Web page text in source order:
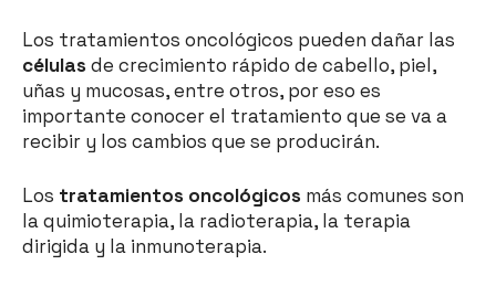
Los tratamientos oncológicos pueden dañar las
células de crecimiento rápido de cabello, piel,
uñas y mucosas, entre otros, por eso es
importante conocer el tratamiento que se va a
recibir y los cambios que se producirán.
Los tratamientos oncológicos más comunes son
la quimioterapia, la radioterapia, la terapia
dirigida y la inmunoterapia.